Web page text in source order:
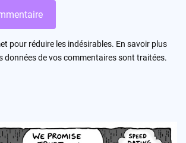
pour réduire les indésirables. En savoir plus
données de vos commentaires sont traitées.